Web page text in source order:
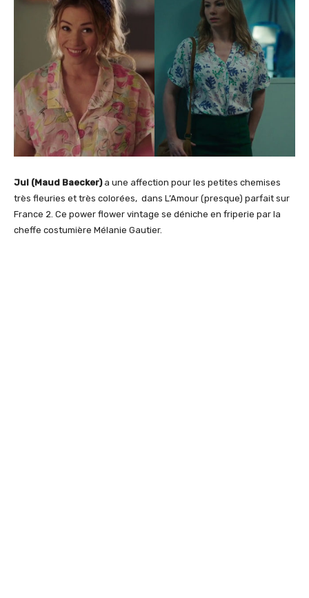
Jul (Maud Baecker)a une affection pour les petites chemises
très fleuries et très colorées, dans L’Amour (presque) parfait sur
France 2. Ce power flower vintage se déniche en friperie par la
cheffe costumière Mélanie Gautier.